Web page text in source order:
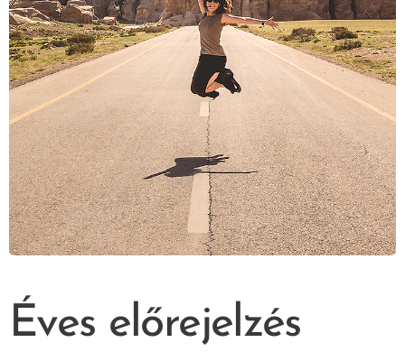
Éves előrejelzés